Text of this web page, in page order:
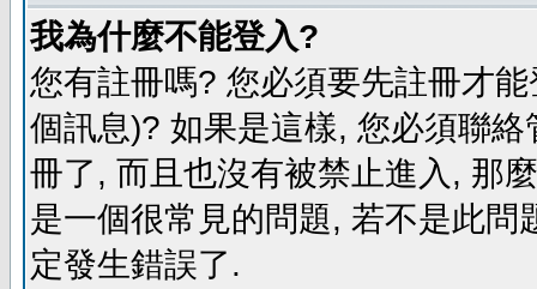
我為什麼不能登入?
您有註冊嗎? 您必須要先註冊才
個訊息)? 如果是這樣, 您必須聯
冊了, 而且也沒有被禁止進入, 那
是一個很常見的問題, 若不是此
定發生錯誤了.